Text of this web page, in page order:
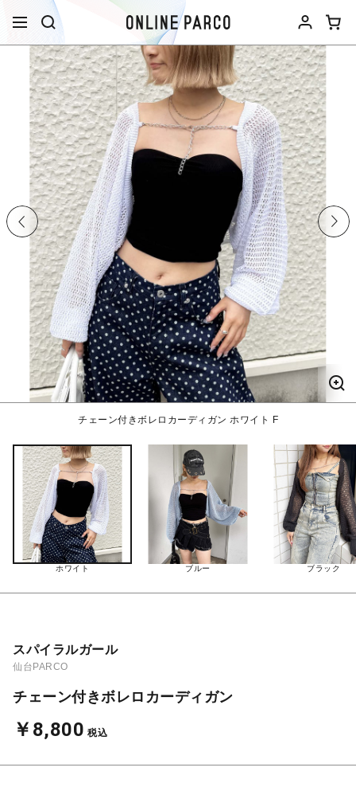
チェーン付きボレロカーディガン ホワイト F
ホワイト ブルー ブラック
スパイラルガール
仙台PARCO
チェーン付きボレロカーディガン
￥8,800 税込